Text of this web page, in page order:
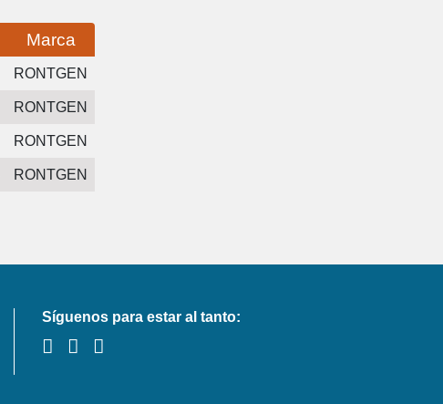
Marca
RONTGEN
RONTGEN
RONTGEN
RONTGEN
Síguenos para estar al tanto: